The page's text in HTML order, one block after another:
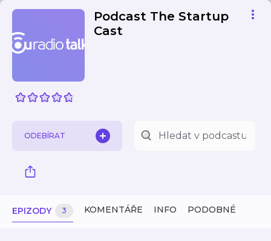
Podcast The Startup
Cast
ODEBÍRAT
EPIZODY 3 KOMENTÁŘE INFO PODOBNÉ